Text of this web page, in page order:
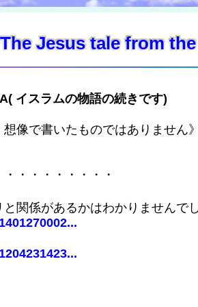
Jesus tale from
イスラムの物語の続きです)
像で書いたものではありません》
・・・・・・・・
関係があるかはわかりませんで